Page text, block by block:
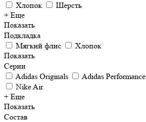
Хлопок
Шерсть
+ Еще
Показать
Подкладка
Мягкий флис
Хлопок
Показать
Серии
Adidas Originals
Adidas Performance
Nike Air
+ Еще
Показать
Состав